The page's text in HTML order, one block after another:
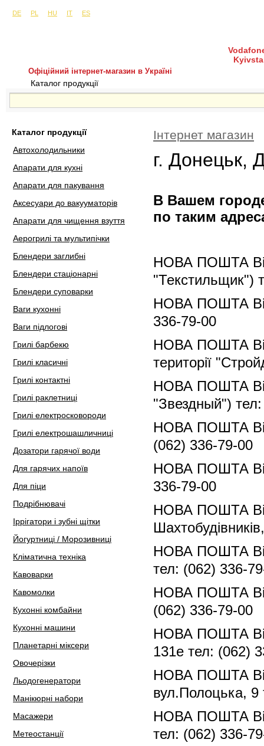
DE
PL HU IT ES
Офіційний інтернет-магазин в Україні
Каталог продукції
Каталог продукції
Автохолодильники
Апарати для кухні
Апарати для пакування
Аксесуари до вакууматорів
Апарати для чищення взуття
Аерогрилі та мультипічки
Блендери заглибні
Блендери стаціонарні
Блендери суповарки
Ваги кухонні
Ваги підлогові
Грилі барбекю
Грилі класичні
Грилі контактні
Грилі раклетниці
Грилі електросковороди
Грилі електрошашличниці
Дозатори гарячої води
Для гарячих напоїв
Для піци
Подрібнювачі
Іррігатори і зубні щітки
Йогуртниці / Морозивниці
Кліматична техніка
Кавоварки
Кавомолки
Кухонні комбайни
Кухонні машини
Планетарні міксери
Овочерізки
Льодогенератори
Манікюрні набори
Масажери
Метеостанції
Інтернет магазин
г. Донецьк,
В Вашем
по таким
НОВА ПОШТА
"Текстильщик")
НОВА ПОШТА
336-79-00
НОВА ПОШТА
території
НОВА ПОШТА
"Звездный")
НОВА ПОШТА
(062) 336-79-00
НОВА ПОШТА
336-79-00
НОВА ПОШТА
НОВА ПОШТА
тел: (062) 336-
НОВА ПОШТА
(062) 336-79-00
НОВА ПОШТА
131е тел: (062)
НОВА ПОШТА
вул.Полоцька, 9
НОВА ПОШТА
тел: (062) 336-